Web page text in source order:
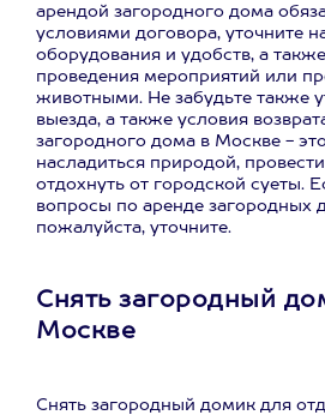
арендой загородного дома
условиями договора, уточните
оборудования и удобств, а
проведения мероприятий или
животными. Не забудьте также
выезда, а также условия
загородного дома в Москве -
насладиться природой,
отдохнуть от городской суеты.
вопросы по аренде загородных
пожалуйста, уточните.
Снять загородный
Москве
Снять загородный домик для